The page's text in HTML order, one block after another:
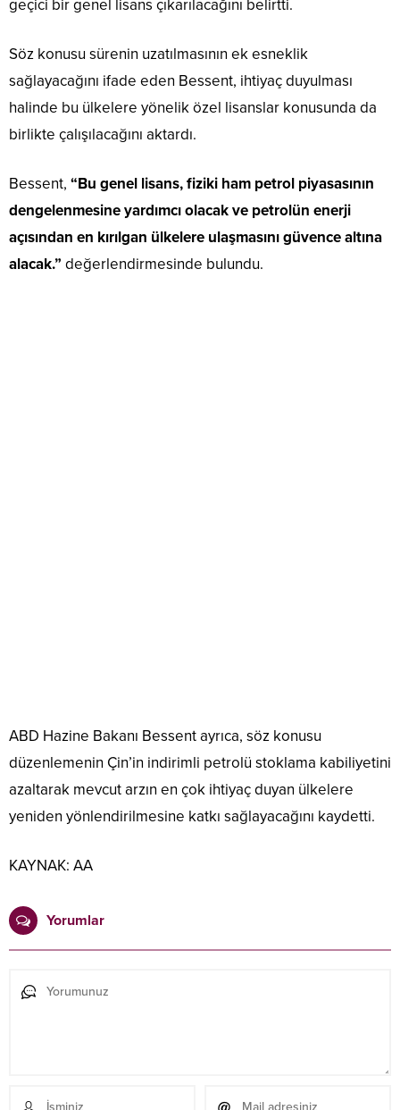
geçici bir genel lisans çıkarılacağını belirtti.
Söz konusu sürenin uzatılmasının ek esneklik
sağlayacağını ifade eden Bessent, ihtiyaç duyulması
halinde bu ülkelere yönelik özel lisanslar konusunda da
birlikte çalışılacağını aktardı.
Bessent, “Bu genel lisans, fiziki ham petrol piyasasının
dengelenmesine yardımcı olacak ve petrolün enerji
açısından en kırılgan ülkelere ulaşmasını güvence altına
alacak.” değerlendirmesinde bulundu.
ABD Hazine Bakanı Bessent ayrıca, söz konusu
düzenlemenin Çin’in indirimli petrolü stoklama kabiliyetini
azaltarak mevcut arzın en çok ihtiyaç duyan ülkelere
yeniden yönlendirilmesine katkı sağlayacağını kaydetti.
KAYNAK: AA
Yorumlar